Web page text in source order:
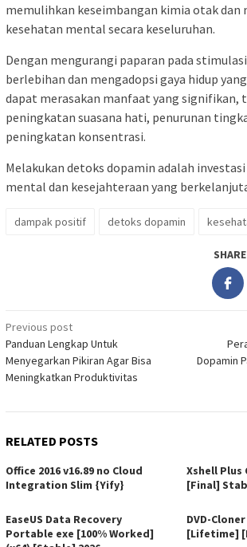
memulihkan keseimbangan kimia otak dan
kesehatan mental secara keseluruhan.
Dengan mengurangi paparan pada
berlebihan dan mengadopsi gaya hidup
dapat merasakan manfaat yang signifikan,
peningkatan suasana hati, penurunan
peningkatan konsentrasi.
Melakukan detoks dopamin adalah
mental dan kesejahteraan yang
dampak positif detoks dopamin
SHARE
Post
navigation
Previous post
Panduan Lengkap Untuk
Menyegarkan Pikiran Agar Bisa
Meningkatkan Produktivitas
Dopamin
RELATED POSTS
Office 2016 v16.89 no Cloud
Integration Slim {Yify}
Xshell Plus
[Final]
EaseUS Data Recovery
Portable exe [100% Worked]
DVD-
[Lifetime]